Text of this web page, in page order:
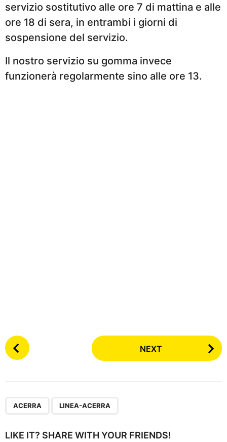
servizio sostitutivo alle ore 7 di mattina e alle
ore 18 di sera, in entrambi i giorni di
sospensione del servizio.
Il nostro servizio su gomma invece
funzionerà regolarmente sino alle ore 13.
P
o
i
NEXT
ACERRA LINEA-ACERRA
LIKE IT? SHARE WITH YOUR FRIENDS!